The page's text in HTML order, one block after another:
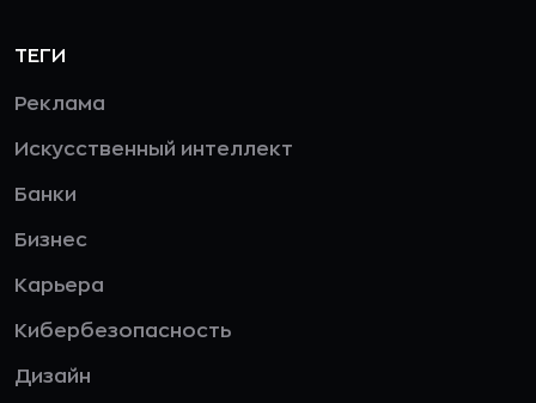
ТЕГИ
Реклама
Искусственный интеллект
Банки
Бизнес
Карьера
Кибербезопасность
Дизайн